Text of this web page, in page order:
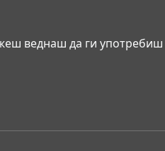
веднаш да ги употребиш